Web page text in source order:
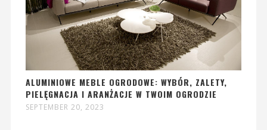
ALUMINIOWE MEBLE OGRODOWE: WYBÓR, ZALETY,
PIELĘGNACJA I ARANŻACJE W TWOIM OGRODZIE
SEPTEMBER 20, 2023